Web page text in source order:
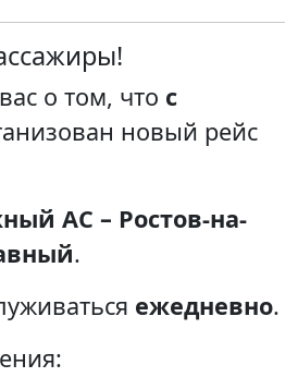
о том, что с
новый рейс
АС – Ростов-на-
.
ежедневно.